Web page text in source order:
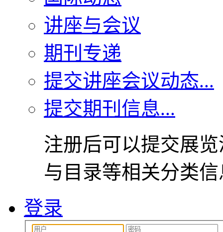
讲座与会议
期刊专递
提交讲座会议动态...
提交期刊信息...
注册后可以提交展
与目录等相关分类
登录